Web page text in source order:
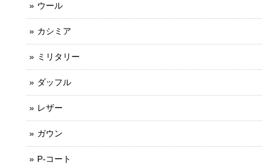
ウール
カシミア
ミリタリー
ダッフル
レザー
ガウン
P-コート